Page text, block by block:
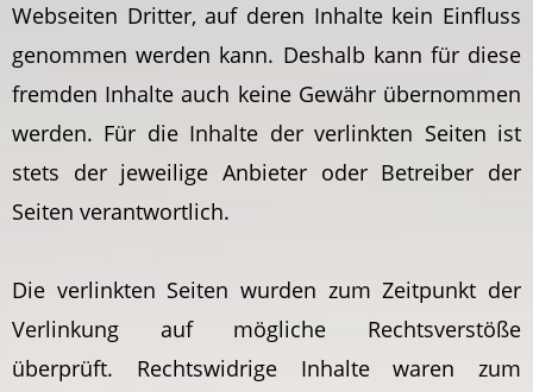
Webseiten Dritter, auf deren Inhalte kein Einfluss
genommen werden kann. Deshalb kann für diese
fremden Inhalte auch keine Gewähr übernommen
werden. Für die Inhalte der verlinkten Seiten ist
stets der jeweilige Anbieter oder Betreiber der
Seiten verantwortlich.
Die verlinkten Seiten wurden zum Zeitpunkt der
Verlinkung auf mögliche Rechtsverstöße
überprüft. Rechtswidrige Inhalte waren zum